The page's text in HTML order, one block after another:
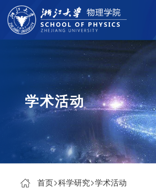
学术活动
首页 科学研究 学术活动